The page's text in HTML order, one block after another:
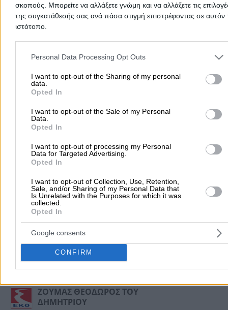
σκοπούς. Μπορείτε να αλλάξετε γνώμη και να αλλάξετε τις
της συγκατάθεσής σας ανά πάσα στιγμή επιστρέφοντας σε αυτόν
ιστότοπο.
Please note that this website/app uses one or more Google
and may gather and store information including but not limited to
to Google and its third-party tags to use your data for below
purposes in below Google consent section.
Personal Data Processing Opt Outs
I want to opt-out of the Sharing of my personal
data.
Opted In
I want to opt-out of the Sale of my Personal
Data.
Opted In
I want to opt-out of processing my Personal
Data for Targeted Advertising.
Opted In
I want to opt-out of Collection, Use, Retention,
Sale, and/or Sharing of my Personal Data that
Is Unrelated with the Purposes for which it was
collected.
Opted In
Google consents
CONFIRM
ΛΕΩΦ.ΕΝΩΣΕΩΣ 52 - ΧΙΟΣ
ΕΚΟ Kinitron Unleaded 95 Plus 1,999€
ΕΛΕΝΑΣ ΒΕΝΙΖΕΛΟΥ 55 ΠΕΡΙΟΧΗ ΝΟΣΟΚΟΜΕΙΟΥ( ΔΙΠΛΑ
ΓΡΑΦΕΙΑ Δ.Ε.Η ) ΤΗΛ. 22710-41680,6945878324
Τελευταία Ενημέρωση: 09/08/2026 7:13:03 πμ
ΓΑΛΑΝΟΥΔΗ ΑΡΓΥΡΩ
ΑΓΙΟΣ ΙΩΑΝΝΗΣ ΑΜΕΡΗ ΧΙΟΣ 22710-78829 &
Τελευταία Ενημέρωση: 08/08/2026 12:04:58 μμ
ΑΛΕΞΙΑ ΜΠΑΤΣΟΥΚΑ-ΤΣΟΦΛΙΑ
ΓΡΟΥ-ΧΙΟΣ
Αμόλυβδη 95 Οκτ.-
Τελευταία Ενημέρωση: 07/08/2026 1:44:46 μμ
ΖΟΥΜΑΣ ΘΕΟΔΩΡΟΣ ΤΟΥ
ΔΗΜΗΤΡΙΟΥ